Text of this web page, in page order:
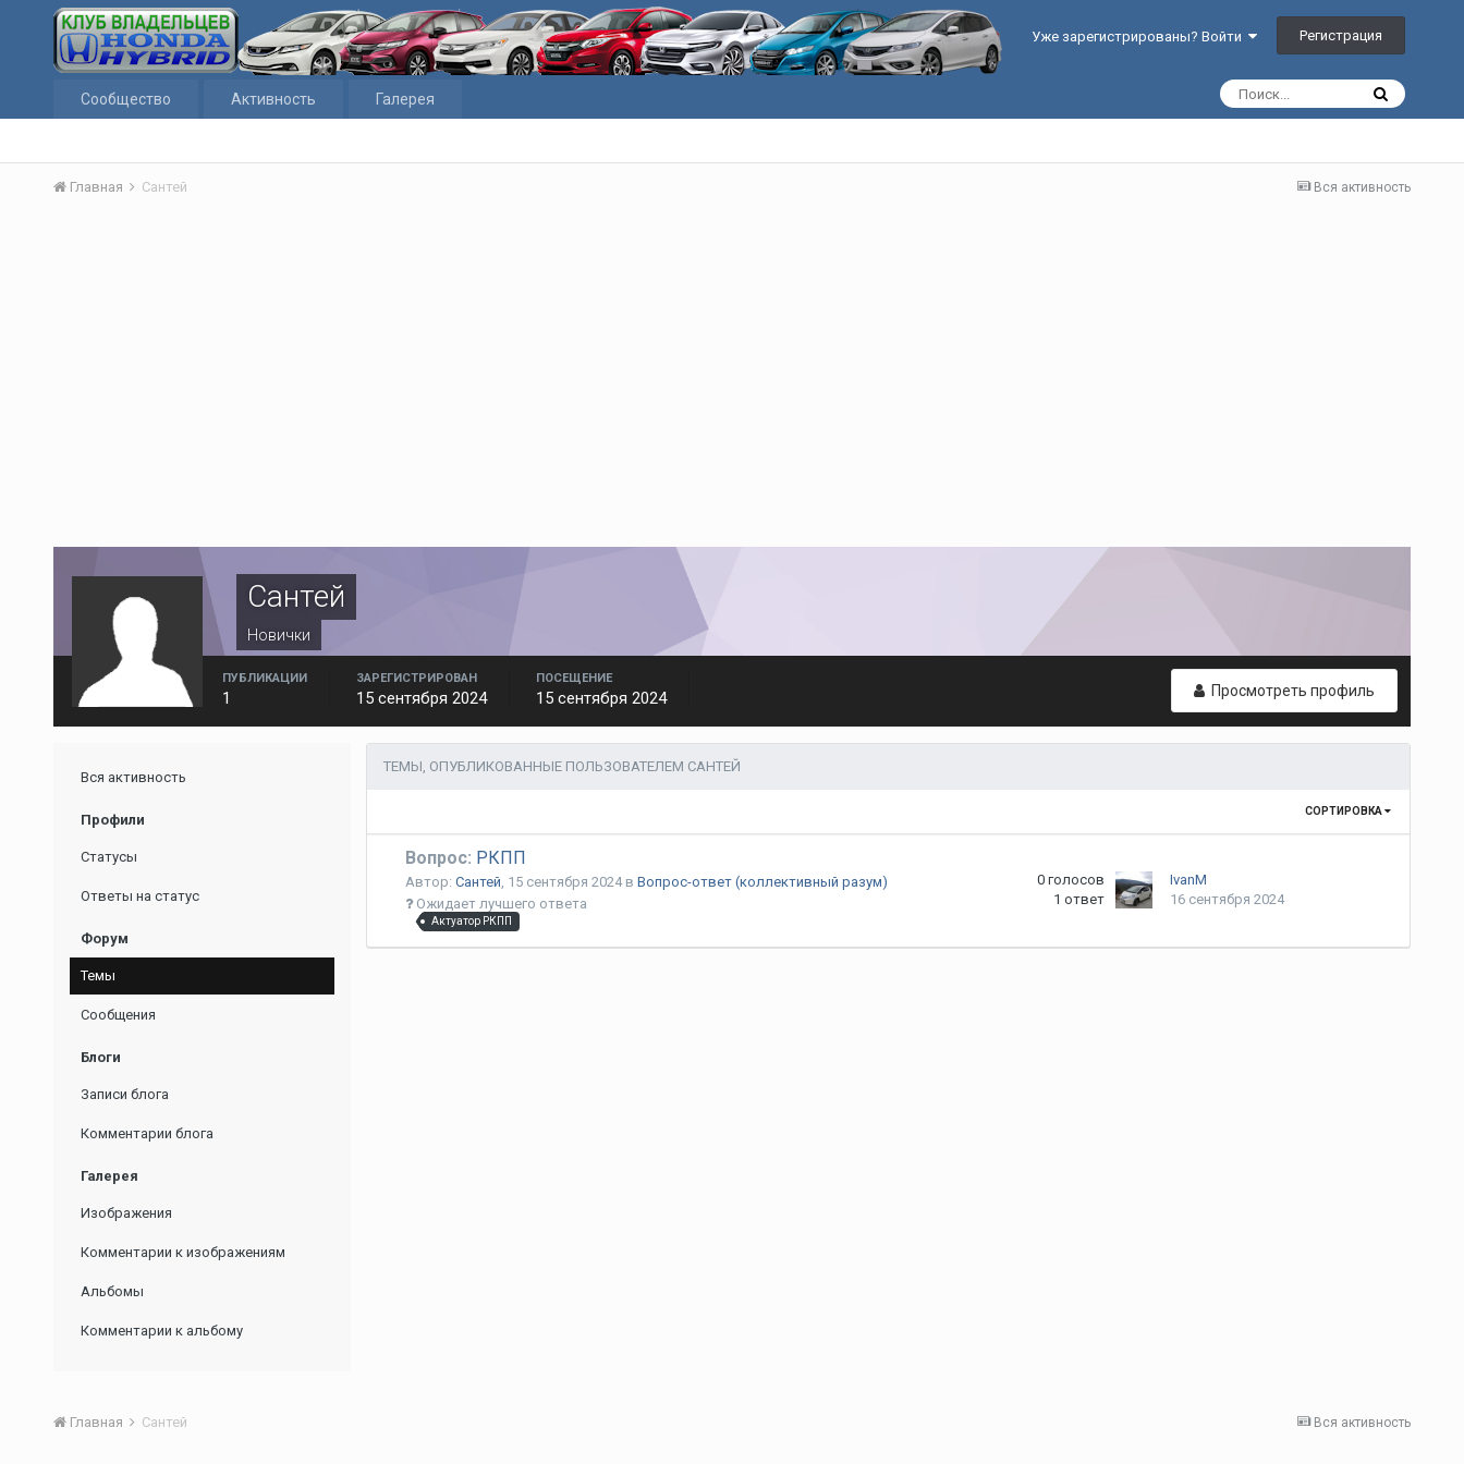
Уже зарегистрированы? Войти Регистрация
Сообщество Активность Галерея
Вся активность
Главная Сантей
Сантей
Новички
Просмотреть профиль
ПУБЛИКАЦИИ
1
ЗАРЕГИСТРИРОВАН
15 сентября 2024
ПОСЕЩЕНИЕ
15 сентября 2024
Вся активность
Профили
Статусы
Ответы на статус
Форум
Темы
Сообщения
Блоги
Записи блога
Комментарии блога
Галерея
Изображения
Комментарии к изображениям
Альбомы
Комментарии к альбому
ТЕМЫ, ОПУБЛИКОВАННЫЕ ПОЛЬЗОВАТЕЛЕМ САНТЕЙ
СОРТИРОВКА
Вопрос: РКПП
Автор: Сантей, 15 сентября 2024в Вопрос-ответ (коллективный разум)
Ожидает лучшего ответа
Актуатор РКПП
0 голосов
1 ответ
IvanM
16 сентября 2024
Вся активность
Главная Сантей